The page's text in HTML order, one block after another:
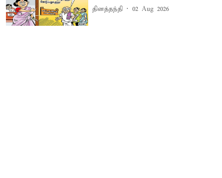
தினத்தந்தி 02 Aug 2026